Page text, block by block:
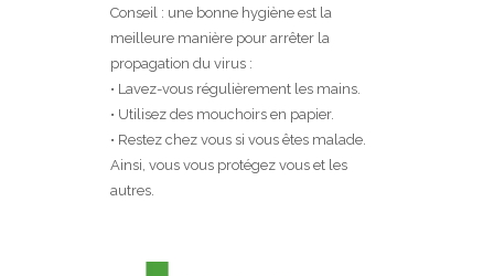
Conseil : une bonne hygiène est la
meilleure manière pour arrêter la
propagation du virus :
• Lavez-vous régulièrement les mains.
• Utilisez des mouchoirs en papier.
• Restez chez vous si vous êtes malade.
Ainsi, vous vous protégez vous et les
autres.